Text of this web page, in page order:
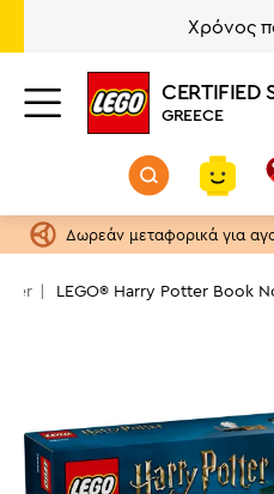
Χρόνος
CERTIFIED
GREECE
Δωρεάν μεταφορικά για
LEGO® Harry Potter Book